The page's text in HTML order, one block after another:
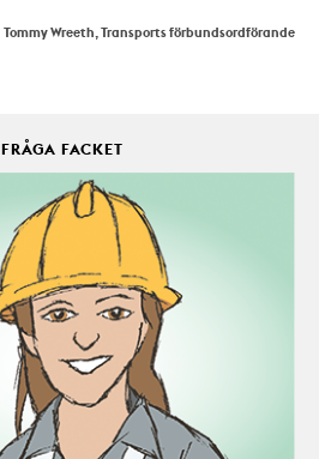
Tommy Wreeth, Transports förbundsordförande
FRÅGA FACKET